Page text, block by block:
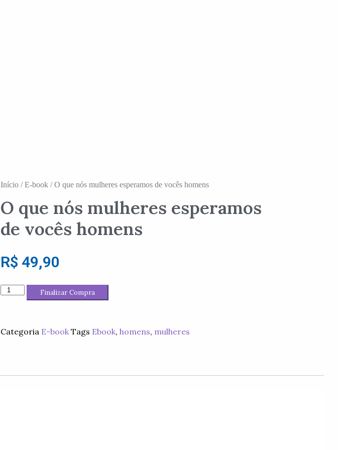
Início /E-book / O que nós mulheres esperamos de vocês homens
O que nós mulheres esperamos
de vocês homens
R$ 49,90
Finalizar Compra
Categoria E-book Tags Ebook, homens, mulheres